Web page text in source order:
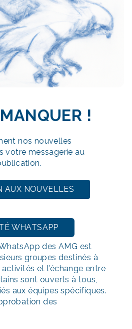
!
nos nouvelles
votre messagerie au
AUX NOUVELLES
WHATSAPP
des AMG est
groupes destinés à
activités et l’échange entre
sont ouverts à tous,
aux équipes spécifiques.
des